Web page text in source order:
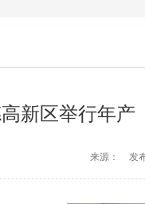
新区举行年产
来源： 发